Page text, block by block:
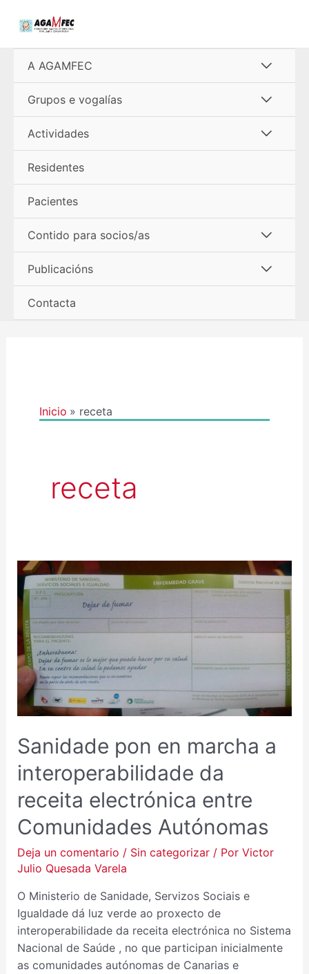
A AGAMFEC
menú
Grupos e vogalías
menú
Actividades
Residentes
Pacientes
Contido para socios/as
menú
Publicacións
Contacta
Inicio receta
receta
Sanidade pon en marcha a
interoperabilidade da
receita electrónica entre
Comunidades Autónomas
Deja un comentario / Sin categorizar/ Por Victor
Julio Quesada Varela
O Ministerio de Sanidade, Servizos Sociais e
Igualdade dá luz verde ao proxecto de
interoperabilidade da receita electrónica no Sistema
Nacional de Saúde , no que participan inicialmente
as comunidades autónomas de Canarias e
PON
EN
MARCHA
A
INTEROPERABILIDADE
DA
RECEITA
ELECTRÓNICA
COMUNIDADES
AUTÓNOMAS